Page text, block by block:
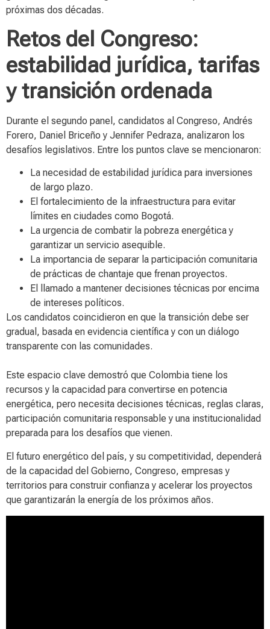
próximas dos décadas.
Retos del Congreso:
estabilidad jurídica, tarifas
y transición ordenada
Durante el segundo panel, candidatos al Congreso, Andrés
Forero, Daniel Briceño y Jennifer Pedraza, analizaron los
desafíos legislativos. Entre los puntos clave se mencionaron:
La necesidad de estabilidad jurídica para inversiones
de largo plazo.
El fortalecimiento de la infraestructura para evitar
límites en ciudades como Bogotá.
La urgencia de combatir la pobreza energética y
garantizar un servicio asequible.
La importancia de separar la participación comunitaria
de prácticas de chantaje que frenan proyectos.
El llamado a mantener decisiones técnicas por encima
de intereses políticos.
Los candidatos coincidieron en que la transición debe ser
gradual, basada en evidencia científica y con un diálogo
transparente con las comunidades.
Este espacio clave demostró que Colombia tiene los
recursos y la capacidad para convertirse en potencia
energética, pero necesita decisiones técnicas, reglas claras,
participación comunitaria responsable y una institucionalidad
preparada para los desafíos que vienen.
El futuro energético del país, y su competitividad, dependerá
de la capacidad del Gobierno, Congreso, empresas y
territorios para construir confianza y acelerar los proyectos
que garantizarán la energía de los próximos años.